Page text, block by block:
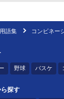
語集 コンビネー
野球 バスケ
探す